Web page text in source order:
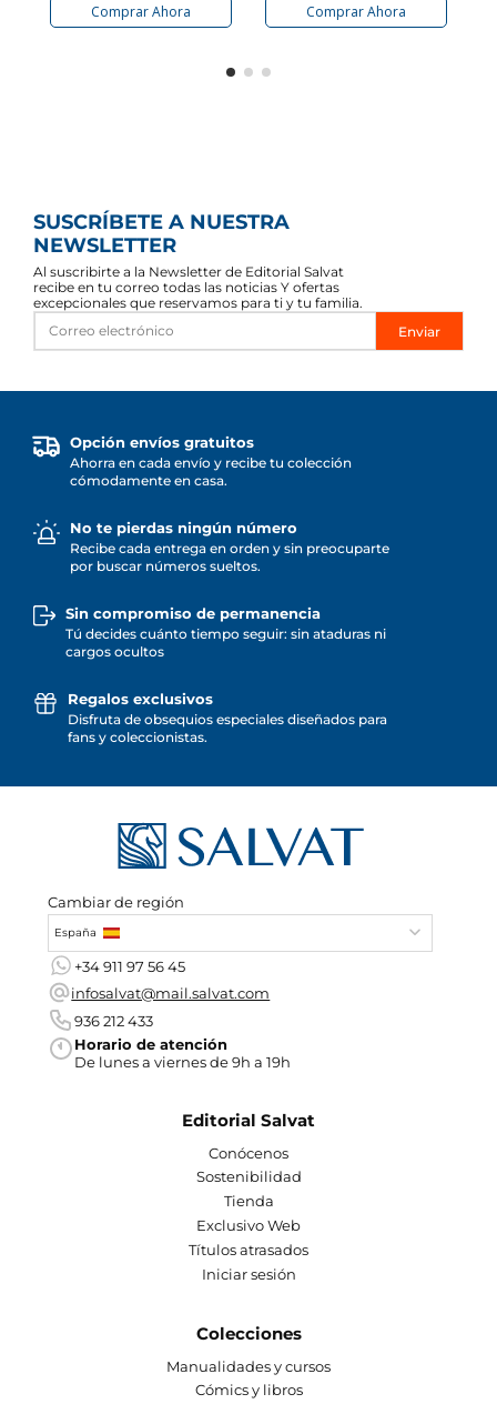
Comprar Ahora Comprar Ahora
SUSCRÍBETE A NUESTRA
NEWSLETTER
Al suscribirte a la Newsletter de Editorial Salvat
recibe en tu correo todas las noticias Y ofertas
excepcionales que reservamos para ti y tu familia.
Enviar
Opción envíos gratuitos
Ahorra en cada envío y recibe tu colección
cómodamente en casa.
No te pierdas ningún número
Recibe cada entrega en orden y sin preocuparte
por buscar números sueltos.
Sin compromiso de permanencia
Tú decides cuánto tiempo seguir: sin ataduras ni
cargos ocultos
Regalos exclusivos
Disfruta de obsequios especiales diseñados para
fans y coleccionistas.
Cambiar de región
España
+34 911 97 56 45
infosalvat@mail.salvat.com
936 212 433
Horario de atención
De lunes a viernes de 9h a 19h
Editorial Salvat
Conócenos
Sostenibilidad
Tienda
Exclusivo Web
Títulos atrasados
Iniciar sesión
Colecciones
Manualidades y cursos
Cómics y libros